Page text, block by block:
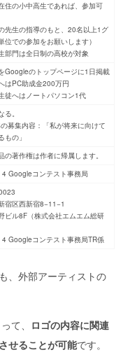
住の小中高生であれば、参加可
先生の指導のもと、20名以上1グ
位での参加をお願いします）
部門は全日制の高校が対象
Googleのトップページに1日掲載
はPC助成金200万円
徒へはノートパソコン1代
る。
募集内容：「私が将来に向けて
もの」
の著作権は作者に帰属します。
4 Googleコンテスト事務局
宿区西新宿8−11−1
ビル8F（株式会社エムエム総研
4 Googleコンテスト事務局TR係
、外部アーティストの
て、 ロゴの内容に関連
せることが可能です。